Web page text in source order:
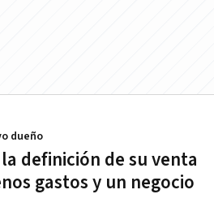
definición de su venta
gastos y un negocio
dueño